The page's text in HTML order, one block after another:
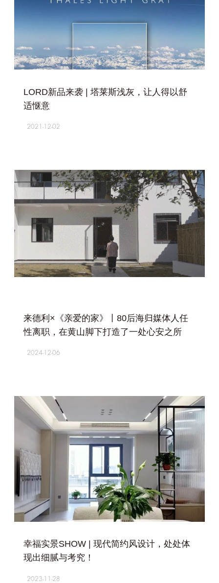
LORD新品来袭 | 塔莱斯浅灰，让人得以舒
适惬意
2021-12-02
来德利×《亲爱的家》丨80后海归媒体人任
性离职，在黄山脚下打造了一处心安之所
2024-12-06
幸福实景SHOW | 现代简约风设计，处处体
现出细腻与考究！
2023-11-28